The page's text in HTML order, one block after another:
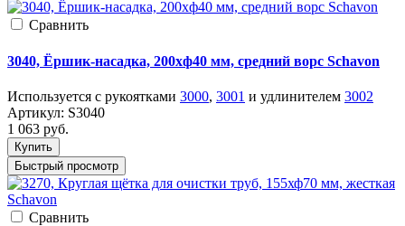
Cравнить
3040, Ёршик-насадка, 200xф40 мм, средний ворс Schavon
Используется с рукоятками 3000, 3001 и удлинителем 3002
Артикул: S3040
1 063 руб.
Купить
Быстрый просмотр
Cравнить